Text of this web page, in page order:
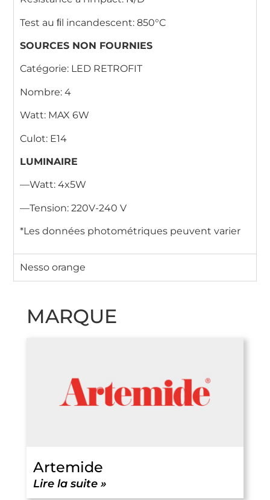
Test au ﬁl incandescent: 850°C
SOURCES NON FOURNIES
Catégorie: LED RETROFIT
Nombre: 4
Watt: MAX 6W
Culot: E14
LUMINAIRE
—Watt: 4x5W
—Tension: 220V-240 V
*Les données photométriques peuvent varier
Nesso orange
MARQUE
Artemide
Lire la suite »